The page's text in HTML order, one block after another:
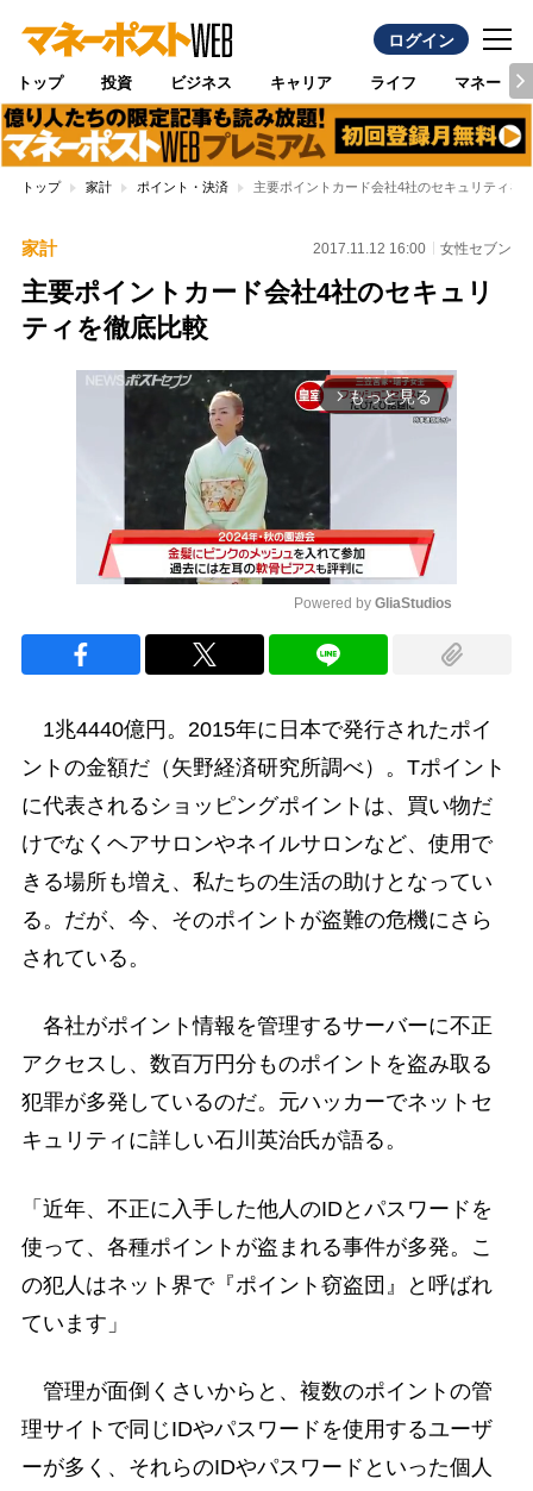
ログイン
トップ 投資 ビジネス キャリア ライフ マネー
トップ 家計 ポイント・決済 主要ポイントカード会社4社のセキュリティを
家計 2017.11.12 16:00 女性セブン
主要ポイントカード会社4社のセキュリ
ティを徹底比較
arrow_forward_ios もっと見る
Powered by GliaStudios
1兆4440億円。2015年に日本で発行されたポイ
ントの金額だ（矢野経済研究所調べ）。Tポイント
に代表されるショッピングポイントは、買い物だ
けでなくヘアサロンやネイルサロンなど、使用で
きる場所も増え、私たちの生活の助けとなってい
る。だが、今、そのポイントが盗難の危機にさら
されている。
各社がポイント情報を管理するサーバーに不正
アクセスし、数百万円分ものポイントを盗み取る
犯罪が多発しているのだ。元ハッカーでネットセ
キュリティに詳しい石川英治氏が語る。
「近年、不正に入手した他人のIDとパスワードを
使って、各種ポイントが盗まれる事件が多発。こ
の犯人はネット界で『ポイント窃盗団』と呼ばれ
ています」
管理が面倒くさいからと、複数のポイントの管
理サイトで同じIDやパスワードを使用するユーザ
ーが多く、それらのIDやパスワードといった個人